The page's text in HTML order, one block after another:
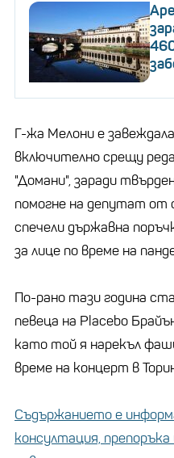
Г-жа Мелони е
включително срещу
"Домани", заради
помогне на депутат от
спечели държавна
за лице по време на
По-рано тази година
певеца на Placebo
като той я нарекъл
време на концерт в
Съдържанието е
консултация,